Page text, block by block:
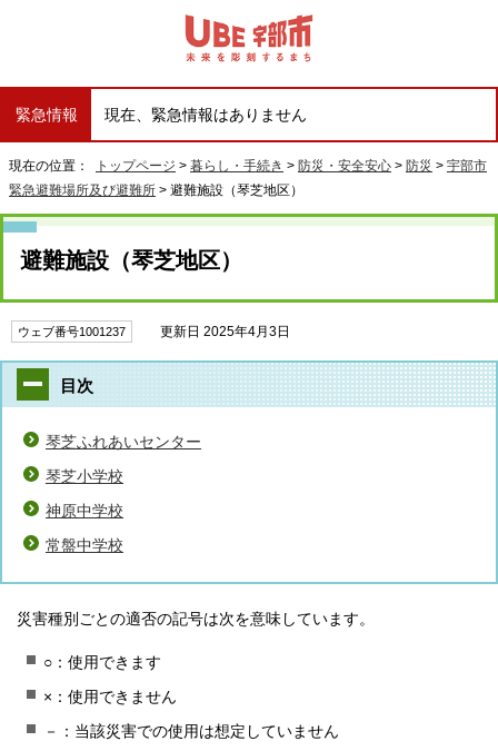
緊急情報 現在、緊急情報はありません
現在の位置： トップページ > 暮らし・手続き > 防災・安全安心 > 防災 > 宇部市
緊急避難場所及び避難所 > 避難施設（琴芝地区）
避難施設（琴芝地区）
ウェブ番号1001237 更新日 2025年4月3日
目次
琴芝ふれあいセンター
琴芝小学校
神原中学校
常盤中学校
災害種別ごとの適否の記号は次を意味しています。
○：使用できます
×：使用できません
－：当該災害での使用は想定していません